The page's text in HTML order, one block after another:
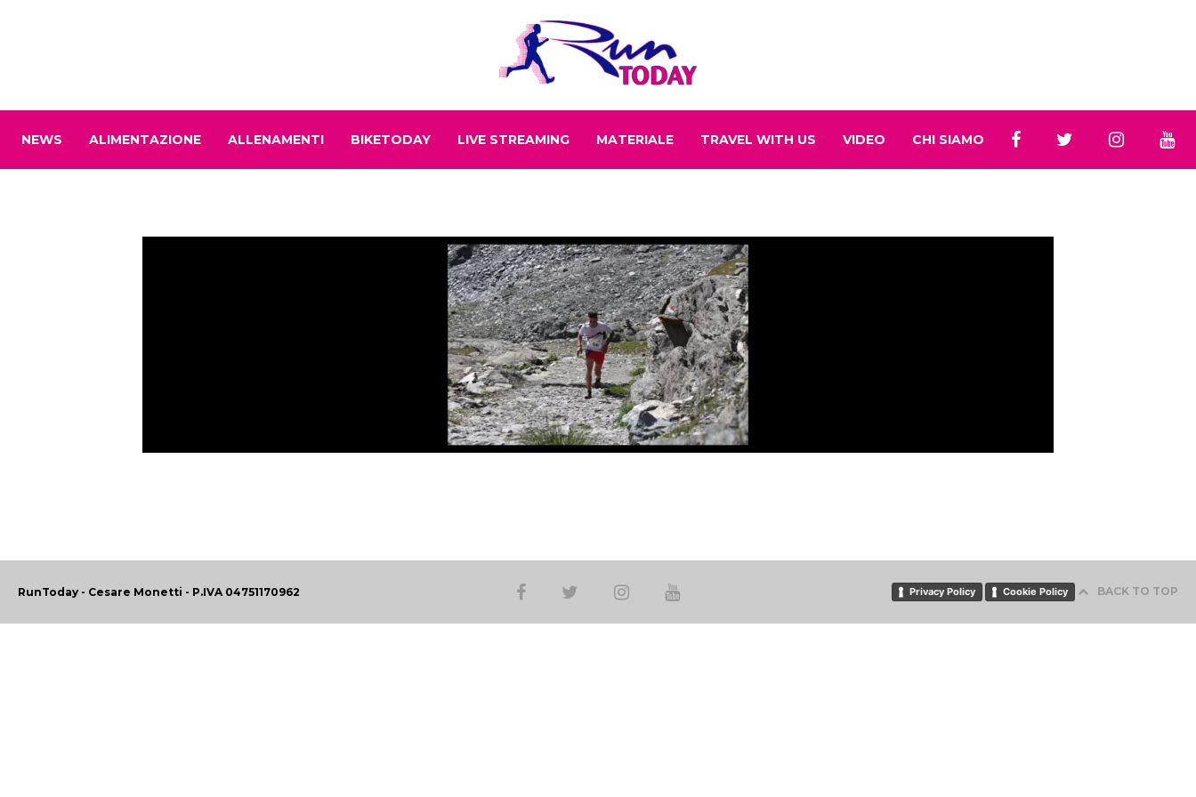
NEWS ALIMENTAZIONE ALLENAMENTI BIKETODAY LIVE STREAMING MATERIALE TRAVEL WITH US VIDEO CHI SIAMO
RunToday - Cesare Monetti - P.IVA 04751170962 Privacy Policy Cookie Policy BACK TO TOP